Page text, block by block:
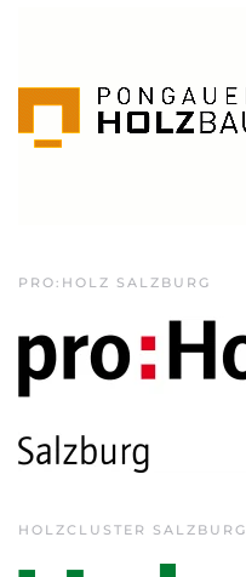
PRO:HOLZ SALZBURG
HOLZCLUSTER SALZBURG